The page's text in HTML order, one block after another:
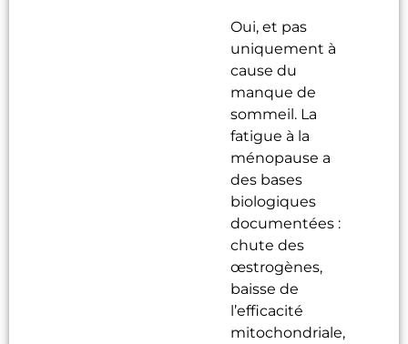
Oui, et pas
uniquement à
cause du
manque de
sommeil. La
fatigue à la
ménopause a
des bases
biologiques
documentées :
chute des
œstrogènes,
baisse de
l’efficacité
mitochondriale,